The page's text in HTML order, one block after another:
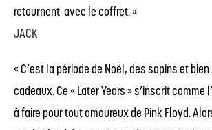
retournent avec le coffret. »
JACK
« C’est la période de Noël, des sapins et
cadeaux. Ce « Later Years » s’inscrit comme
à faire pour tout amoureux de Pink Floyd.